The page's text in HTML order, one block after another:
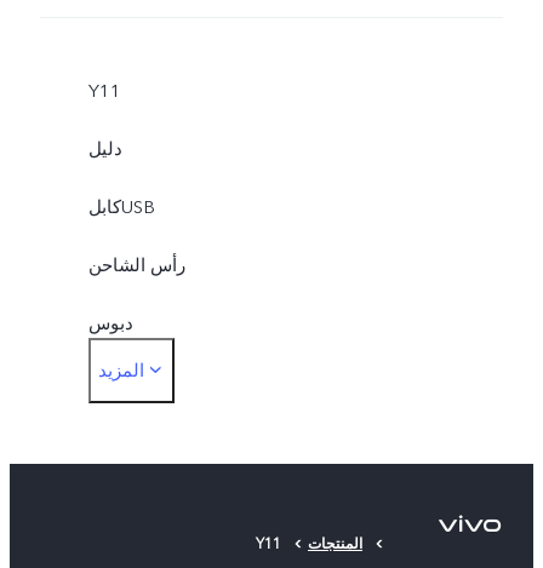
Y11
دليل
كابلUSB
رأس الشاحن
دبوس
جراب موبايل
المزيد
المنتجات Y11